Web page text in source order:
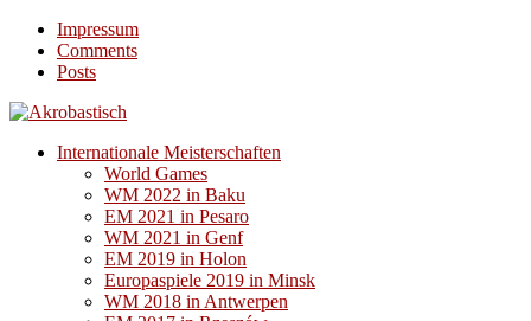
Impressum
Comments
Posts
Internationale Meisterschaften
World Games
WM 2022 in Baku
EM 2021 in Pesaro
WM 2021 in Genf
EM 2019 in Holon
Europaspiele 2019 in Minsk
WM 2018 in Antwerpen